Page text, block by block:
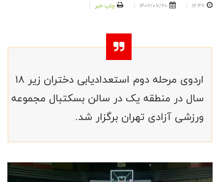
12:47
1402/07/20 چاپ خبر
اردوی مرحله دوم استعدادیابی دختران زیر ۱۸
سال در منطقه یک در سالن بسکتبال مجموعه
ورزشی آزادی تهران برگزار شد.